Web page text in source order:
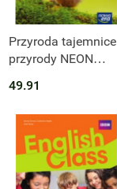
Przyroda tajemnice
przyrody NEON
4 szkoły
podstawowej
EDYCJA 2023-2025
49.91